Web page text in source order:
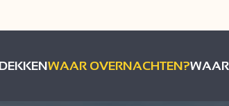
WAAR OVERNACHTEN?